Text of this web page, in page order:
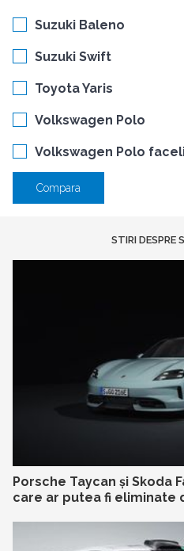
Suzuki Baleno
Suzuki Swift
Toyota Yaris
Volkswagen Polo
Volkswagen Polo
Compara
STIRI DESPRE
Porsche Taycan și Skoda
care ar putea fi eliminate